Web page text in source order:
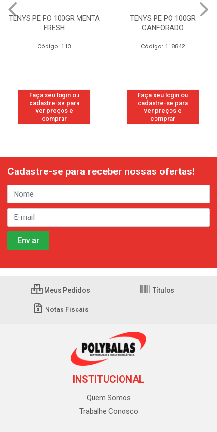
TENYS PE PO 100GR
CANFORADO
Código: 118842
Faça seu login ou
cadastre-se para
ver preços e
comprar
TENYS PE PO 100GR
ORIGINAL
Código: 118877
Faça seu login ou
cadastre-se para
ver preços e
comprar
Cadastre-se para receber nossas ofertas!
Meus Pedidos Títulos
Notas Fiscais
INSTITUCIONAL
Quem Somos
Trabalhe Conosco